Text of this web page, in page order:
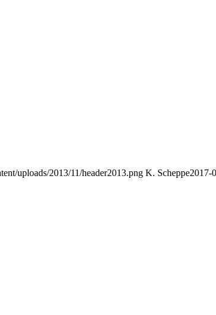
uploads/2013/11/header2013.png K. Scheppe2017-